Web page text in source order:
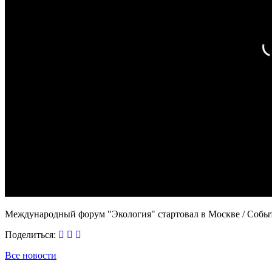
Международный форум "Экология" стартовал в Москве /
Поделиться:
Все новости